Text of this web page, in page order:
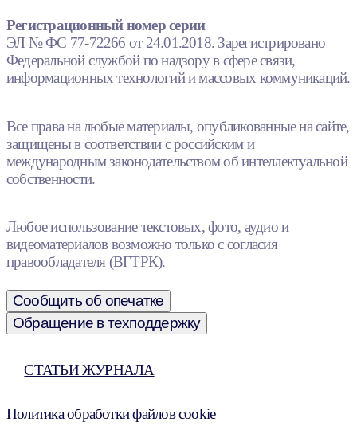
Регистрационный номер серии
ЭЛ № ФС 77-72266 от 24.01.2018. Зарегистрировано
Федеральной службой по надзору в сфере связи,
информационных технологий и массовых коммуникаций.
Все права на любые материалы, опубликованные на сайте,
защищены в соответствии с российским и
международным законодательством об интеллектуальной
собственности.
Любое использование текстовых, фото, аудио и
видеоматериалов возможно только с согласия
правообладателя (ВГТРК).
Сообщить об опечатке
Обращение в техподдержку
СТАТЬИ ЖУРНАЛА
Политика обработки файлов cookie